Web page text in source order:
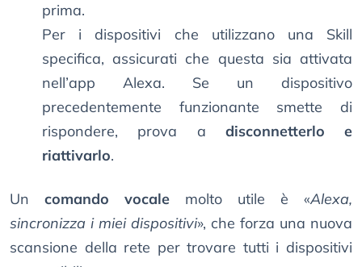
prima.
Per i dispositivi che utilizzano una Skill
specifica, assicurati che questa sia attivata
nell’app Alexa. Se un dispositivo
precedentemente funzionante smette di
rispondere, prova a disconnetterlo e
riattivarlo.
Un comando vocale molto utile è «Alexa,
sincronizza i miei dispositivi», che forza una nuova
scansione della rete per trovare tutti i dispositivi